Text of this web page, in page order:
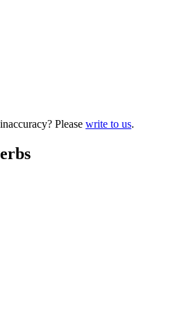
Please write to us.